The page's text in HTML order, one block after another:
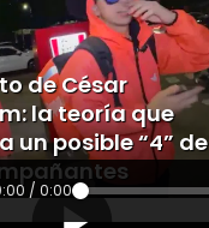
de César
la teoría que
un posible “4” de
/ 0:00